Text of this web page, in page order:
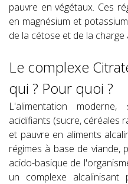
pauvre en végétaux. Ces
en magnésium et
de la cétose et de la
Le complexe
qui ? Pour quoi ?
L'alimentation
acidifiants (sucre, céréales
et pauvre en aliments
régimes à base de viande,
acido-basique de
un complexe alcalinisant